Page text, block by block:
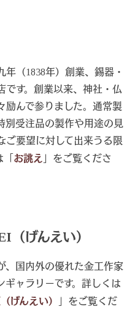
（1838年）創業、錫器・
です。創業以来、神社・仏
励んで参りました。通常製
別受注品の製作や用途の見
ご要望に対して出来うる限
お誂え
」をご覧くださ
げんえい）
、国内外の優れた金工作家
ギャラリーです。詳しくは
んえい）
」をご覧くだ